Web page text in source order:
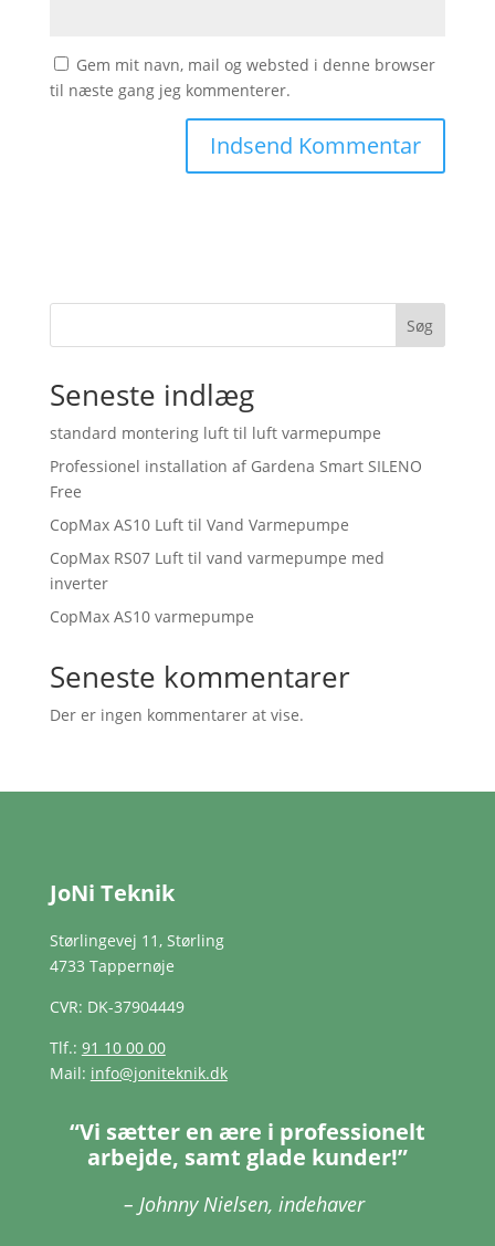
Gem mit navn, mail og websted i denne browser
til næste gang jeg kommenterer.
Søg
Seneste indlæg
standard montering luft til luft varmepumpe
Professionel installation af Gardena Smart SILENO
Free
CopMax AS10 Luft til Vand Varmepumpe
CopMax RS07 Luft til vand varmepumpe med
inverter
CopMax AS10 varmepumpe
Seneste kommentarer
Der er ingen kommentarer at vise.
JoNi Teknik
Størlingevej 11, Størling
4733 Tappernøje
CVR: DK-37904449
Tlf.: 91 10 00 00
Mail: info@joniteknik.dk
“Vi sætter en ære i professionelt
arbejde, samt glade kunder!”
– Johnny Nielsen, indehaver